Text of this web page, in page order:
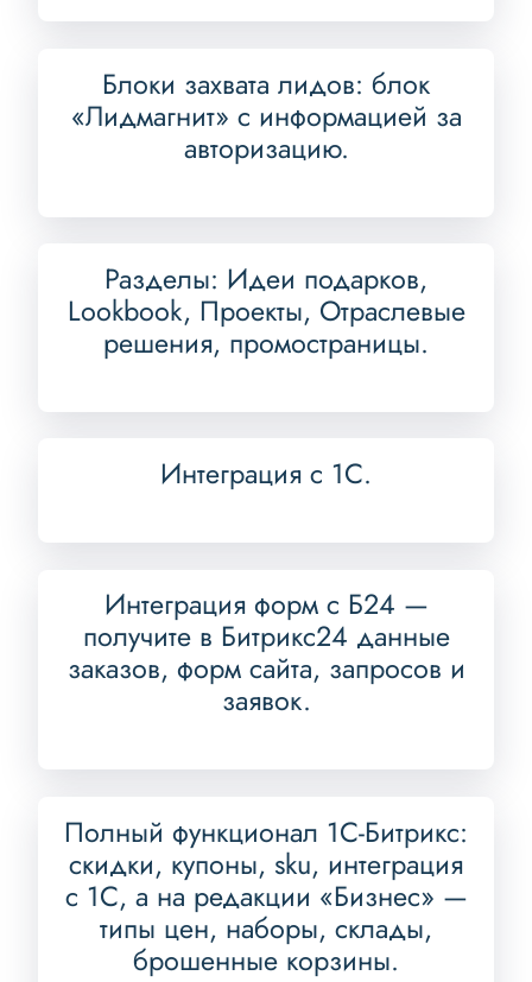
Блоки захвата лидов: блок
«Лидмагнит» с информацией за
авторизацию.
Разделы: Идеи подарков,
Lookbook, Проекты, Отраслевые
решения, промостраницы.
Интеграция с 1С.
Интеграция форм с Б24 —
получите в Битрикс24 данные
заказов, форм сайта, запросов и
заявок.
Полный функционал 1С-Битрикс:
скидки, купоны, sku, интеграция
с 1С, а на редакции «Бизнес» —
типы цен, наборы, склады,
брошенные корзины.